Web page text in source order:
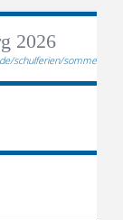
2026
schulferien/